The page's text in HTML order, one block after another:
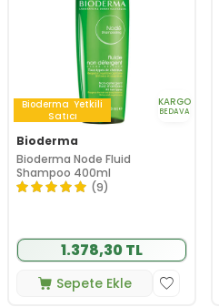
Bioderma Yetkili
Satıcı
KARGO
BEDAVA
Bioderma
Bioderma Node Fluid
Shampoo 400ml
(9)
1.378,30 TL
Sepete Ekle